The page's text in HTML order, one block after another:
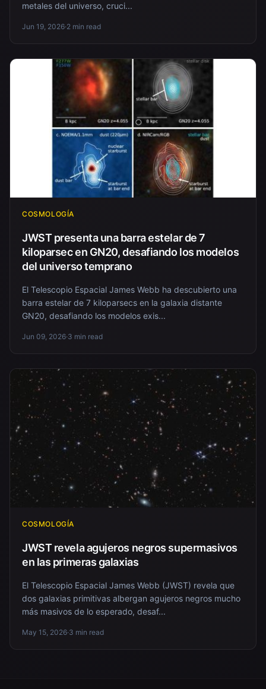
metales del universo, cruci...
Jun 19, 2026·2 min read
COSMOLOGÍA
JWST presenta una barra estelar de 7
kiloparsec en GN20, desafiando los modelos
del universo temprano
El Telescopio Espacial James Webb ha descubierto una
barra estelar de 7 kiloparsecs en la galaxia distante
GN20, desafiando los modelos exis...
Jun 09, 2026·3 min read
COSMOLOGÍA
JWST revela agujeros negros supermasivos
en las primeras galaxias
El Telescopio Espacial James Webb (JWST) revela que
dos galaxias primitivas albergan agujeros negros mucho
más masivos de lo esperado, desaf...
May 15, 2026·3 min read